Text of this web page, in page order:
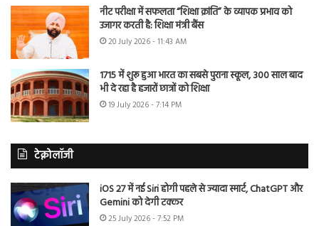
नीट परीक्षा में सफलता “शिक्षा क्रांति” के व्यापक प्रभाव को
उजागर करती है: शिक्षा मंत्री बैंस
20 July 2026 - 11:43 AM
1715 में शुरू हुआ भारत का सबसे पुराना स्कूल, 300 साल बाद
भी दे रहा है हजारों छात्रों को शिक्षा
19 July 2026 - 7:14 PM
टेक्नोलॉजी
iOS 27 में नई Siri होगी पहले से ज्यादा स्मार्ट, ChatGPT और
Gemini को देगी टक्कर
25 July 2026 - 7:52 PM